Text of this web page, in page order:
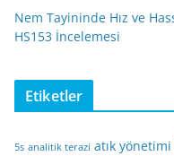
Nem Tayininde Hız ve
HS153 İncelemesi
Etiketler
5s analitik terazi atık yönetimi